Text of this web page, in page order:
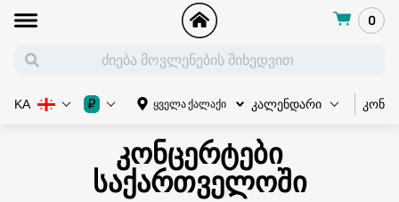
0
ყველა ქალაქი კალენდარი
KA ₽
კონცერტები
საქართველოში